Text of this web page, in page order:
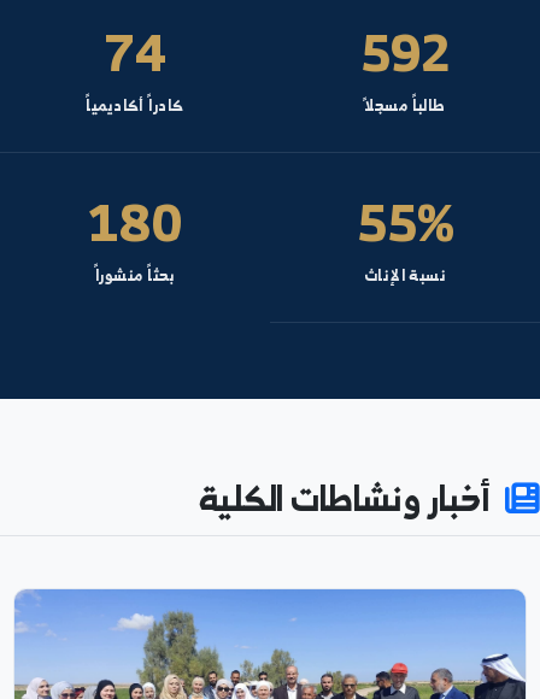
- قسم الحراج والبيئة- السنة: 4
الزراعية
النحل ودودة القز
- قسم وقاية النبات- السنة: 4
592
74
كادراً أكاديمياً